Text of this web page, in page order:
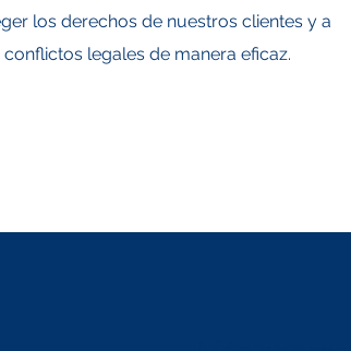
los derechos de nuestros clientes y a
legales de manera eficaz.